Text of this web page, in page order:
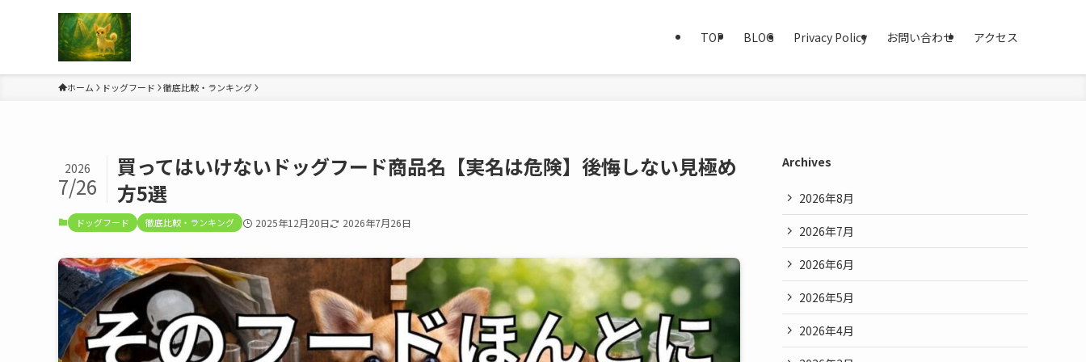
TOP BLOG Privacy Policy お問い合わせ アクセス
ホーム ドッグフード 徹底比較・ランキング
買ってはいけないドッグフード商品名【実名は危険】後悔しない見極め
方5選
2026
7/26
ドッグフード 徹底比較・ランキング 2025年12月20日 2026年7月26日
Archives
2026年8月
2026年7月
2026年6月
2026年5月
2026年4月